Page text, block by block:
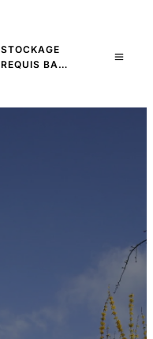
STOCKAGE
REQUIS BA…